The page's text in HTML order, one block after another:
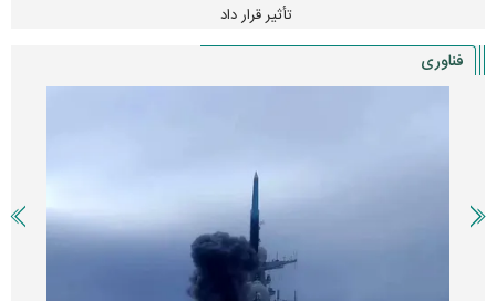
تأثیر قرار داد
فناوری